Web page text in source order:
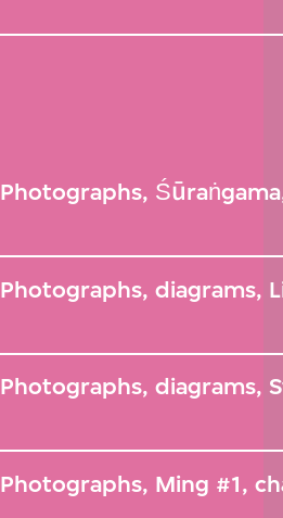
Photographs,
Photographs, diagrams,
Photographs, diagrams,
Photographs, Ming #1,